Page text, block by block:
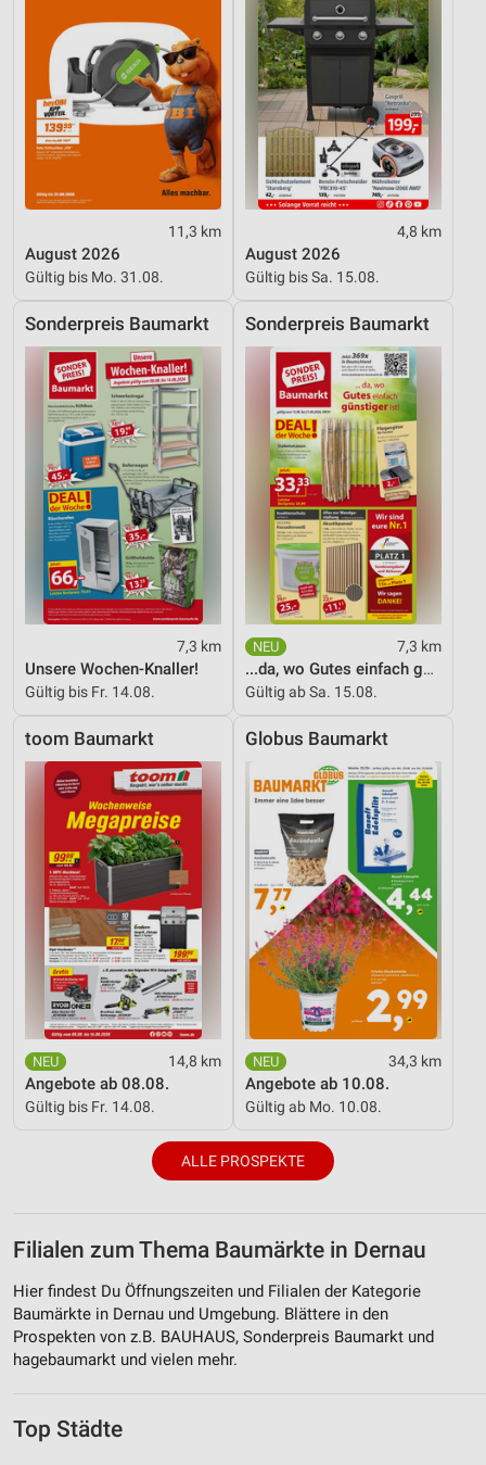
11,3 km
August 2026
Gültig bis Mo. 31.08.
4,8 km
August 2026
Gültig bis Sa. 15.08.
Sonderpreis Baumarkt
7,3 km
Unsere Wochen-Knaller!
Gültig bis Fr. 14.08.
Sonderpreis Baumarkt
7,3 km
...da, wo Gutes einfach günstiger ist!
Gültig ab Sa. 15.08.
toom Baumarkt
14,8 km
Angebote ab 08.08.
Gültig bis Fr. 14.08.
Globus Baumarkt
34,3 km
Angebote ab 10.08.
Gültig ab Mo. 10.08.
ALLE PROSPEKTE
Filialen zum Thema Baumärkte in Dernau
Hier findest Du Öffnungszeiten und Filialen der Kategorie
Baumärkte in Dernau und Umgebung. Blättere in den
Prospekten von z.B. BAUHAUS, Sonderpreis Baumarkt und
hagebaumarkt und vielen mehr.
Top Städte
Werbung